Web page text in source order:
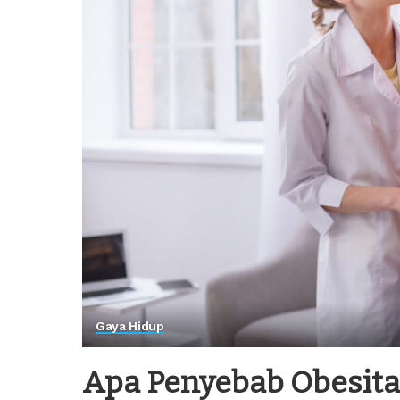
Gaya Hidup
Apa Penyebab